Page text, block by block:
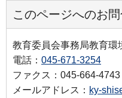
このページへのお
教育委員会事務局教育環
電話： 045-671-3254
ファクス：045-664-4743
メールアドレス： ky-